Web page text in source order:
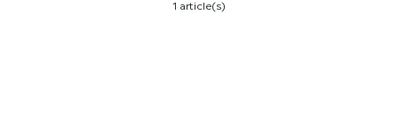
1 article(s)